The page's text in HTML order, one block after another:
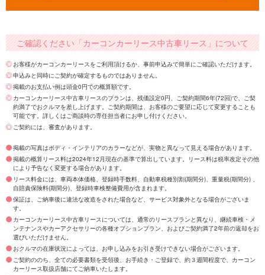
ご確認ください「カーコンカーリース中古車リース」について
お客様がカーコンカーリースをご利用頂けるか、事前申込みで簡単にご確認いただけます。
申込みと同時にご契約が確定するものではありません。
掲載のお支払い例は頭金0円での概算額です。
カーコンカーリース中古車リースのプランは、残価設定0円、ご契約期間6年(72回)で、ご契
約満了でおクルマを差し上げます。ご契約期間は、お客様のご要望に応じて変更することも
可能です。詳しくはご商談時の専任担当者にお申し付けください。
ご契約には、審査があります。
掲載の写真はボディ・インテリアのカラーなどが、実物と異なって見える場合があります。
掲載の概算リース料は2024年12月現在の基準で算出しています。リース料は税率改定その他
により予告なく変更する場合があります。
リース料金には、車両本体価格、登録時手数料、自動車税種別割(期間分)、重量税(期間分) 、
自賠責保険料(期間分)、登録時車検整備費用が含まれます。
保証は、ご納車後に違法な改造をされた場合など、サービス対象外となる場合がございま
す。
カーコンカーリース中古車リースについては、通常のリースプランと異なり、継続車検・メ
ンテナンスやカーアクセサリーの各種オプションプラン、およびご契約満了2年前の返却をお
選びいただけません。
おクルマの在庫状況によっては、お申し込みをお引き受けできない場合がございます。
ご契約ののち、全ての必要書類を受領後、お手続き・ご登録で、約３週間程度で、カーコン
カーリース取扱店舗にてご納車いたします。